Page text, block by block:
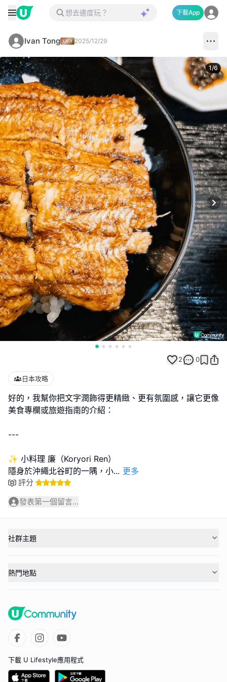
下載App
Ivan Tong 2025/12/29
1/6
2 0
日本攻略
好的，我幫你把文字潤飾得更精緻、更有氛圍感，讓它更像
美食專欄或旅遊指南的介紹：
---
✨ 小料理 廉（Koryori Ren）
隱身於沖繩北谷町的一隅，小... 更多
評分
發表第一個留言...
社群主題
熱門地點
下載 U Lifestyle應用程式